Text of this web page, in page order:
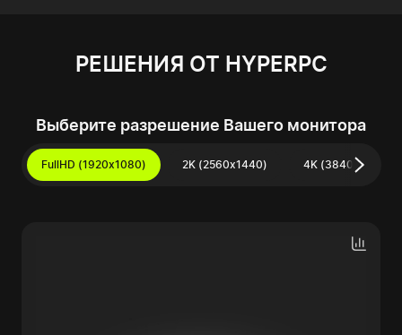
РЕШЕНИЯ ОТ HYPERPC
Выберите разрешение Вашего монитора
FullHD (1920x1080) 2K (2560x1440) 4K (3840x2160)